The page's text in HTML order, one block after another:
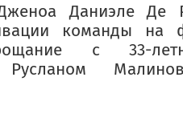
Даниэле Де
команды на
с 33-
Русланом